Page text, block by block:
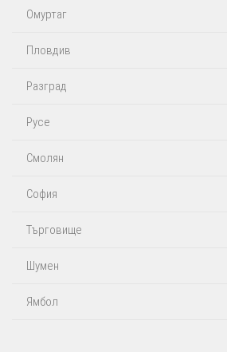
Омуртаг
Пловдив
Разград
Русе
Смолян
София
Търговище
Шумен
Ямбол